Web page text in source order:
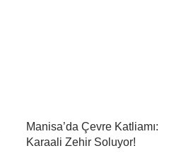
Manisa’da Çevre Katliamı:
Karaali Zehir Soluyor!